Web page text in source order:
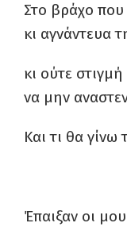
Στο βράχο
κι αγνάντευα
κι ούτε
να μην
Και τι θα
Έπαιξαν οι